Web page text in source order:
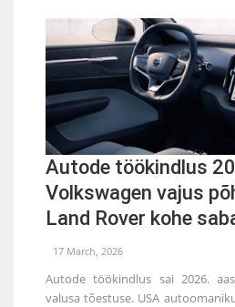
Autode töökindlus
Volkswagen vajus
Land Rover kohe
17 March, 2026
Autode töökindlus sai 2026.
valusa tõestuse. USA